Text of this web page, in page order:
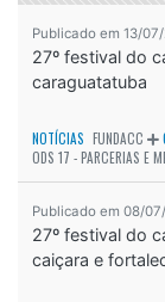
Publicado em 13/
27º festival do
caraguatatuba
NOTÍCIAS FUNDACC
ODS 17 - PARCERIAS E
Publicado em 08/
27º festival do
caiçara e